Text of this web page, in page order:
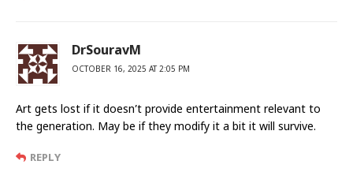
DrSouravM
OCTOBER 16, 2025 AT 2:05 PM
Art gets lost if it doesn’t provide entertainment relevant to
the generation. May be if they modify it a bit it will survive.
REPLY